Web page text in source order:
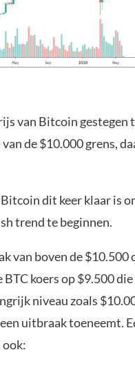
van Bitcoin gestegen
de $10.000 grens,
dit keer klaar is
trend te beginnen.
van boven de $10.500
koers op $9.500 die
niveau zoals
uitbraak toeneemt.